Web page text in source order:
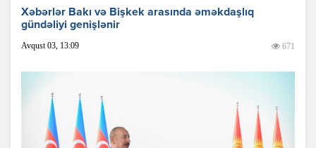
Xəbərlər Bakı və Bişkek arasında əməkdaşlıq
gündəliyi genişlənir
Avqust 03, 13:09 671